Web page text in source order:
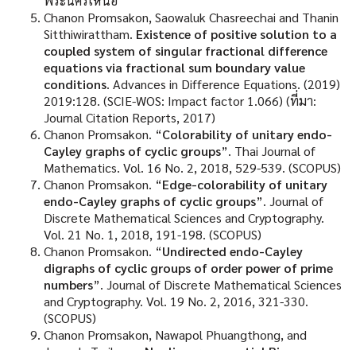
Chanon Promsakon, Saowaluk Chasreechai and Thanin
Sitthiwirattham. Existence of positive solution to a
coupled system of singular fractional difference
equations via fractional sum boundary value
conditions. Advances in Difference Equations. (2019)
2019:128. (SCIE-WOS: Impact factor 1.066) (ที่มา:
Journal Citation Reports, 2017)
Chanon Promsakon. “Colorability of unitary endo-
Cayley graphs of cyclic groups”. Thai Journal of
Mathematics. Vol. 16 No. 2, 2018, 529-539. (SCOPUS)
Chanon Promsakon. “Edge-colorability of unitary
endo-Cayley graphs of cyclic groups”. Journal of
Discrete Mathematical Sciences and Cryptography.
Vol. 21 No. 1, 2018, 191-198. (SCOPUS)
Chanon Promsakon. “Undirected endo-Cayley
digraphs of cyclic groups of order power of prime
numbers”. Journal of Discrete Mathematical Sciences
and Cryptography. Vol. 19 No. 2, 2016, 321-330.
(SCOPUS)
Chanon Promsakon, Nawapol Phuangthong, and